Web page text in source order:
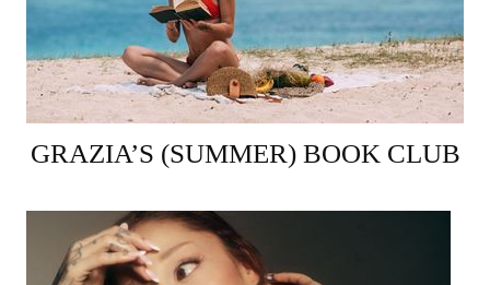
GRAZIA’S (SUMMER) BOOK CLUB